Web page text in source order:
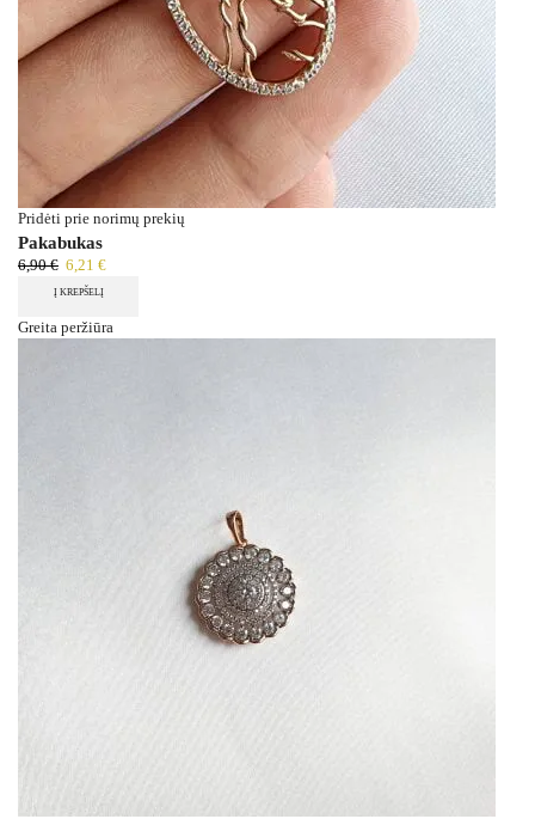
Pridėti prie norimų prekių
Pakabukas
6,90€ 6,21 €
Į KREPŠELĮ
Greita peržiūra